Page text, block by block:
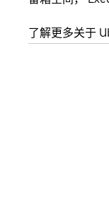
了解更多关于